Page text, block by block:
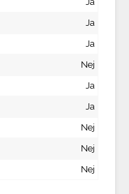
Ja
Ja
Nej
Ja
Ja
Nej
Nej
Nej